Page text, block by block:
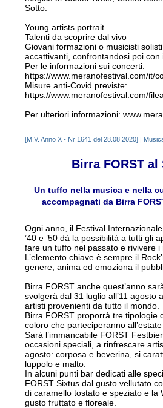
Sotto.
Young artists portrait
Talenti da scoprire dal vivo
Giovani formazioni o musicisti
accattivanti, confrontandosi poi
Per le informazioni sui concerti:
https://www.meranofestival.com/it/
Misure anti-Covid previste:
https://www.meranofestival.com/
Per ulteriori informazioni:
[M.V. Anno X - Nr 1641 del 28.08.2020] |
Birra FORST
Un tuffo nella musica e nella
accompagnati da Birra
Ogni anno, il Festival
’40 e ’50 dà la possibilità a tutti gli
fare un tuffo nel passato e rivivere
L’elemento chiave è sempre il
genere, anima ed emoziona il
Birra FORST anche quest’anno
svolgerà dal 31 luglio all’11 agosto
artisti provenienti da tutto il mondo.
Birra FORST proporrà tre tipologie
coloro che parteciperanno
Sarà l’immancabile FORST
occasioni speciali, a rinfrescare
agosto: corposa e beverina, si
luppolo e malto.
In alcuni punti bar dedicati alle
FORST Sixtus dal gusto vellutato
di caramello tostato e speziato e la
gusto fruttato e floreale.